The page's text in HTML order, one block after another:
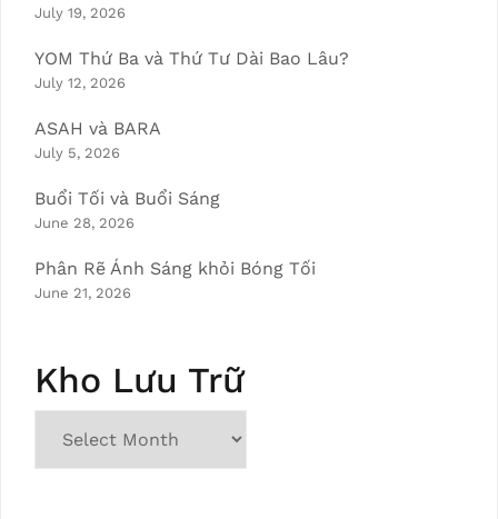
July 19, 2026
YOM Thứ Ba và Thứ Tư Dài Bao Lâu?
July 12, 2026
ASAH và BARA
July 5, 2026
Buổi Tối và Buổi Sáng
June 28, 2026
Phân Rẽ Ánh Sáng khỏi Bóng Tối
June 21, 2026
Kho Lưu Trữ